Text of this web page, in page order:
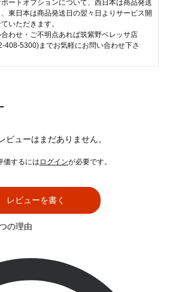
ートオプションについて、西日本は商品発送
、東日本は商品発送日の翌々日よりサービス開
いただきます。
わせ・ご不明点あれば筑紫野ベレッサ店
408-5300)までお気軽にお問い合わせ下さ
ビューはまだありません。
価するには ログインが必要です。
レビューを書く
の理由